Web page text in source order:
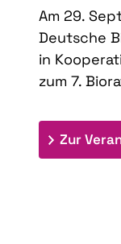
Am 29.
Deutsche
in
zum 7.
Zur